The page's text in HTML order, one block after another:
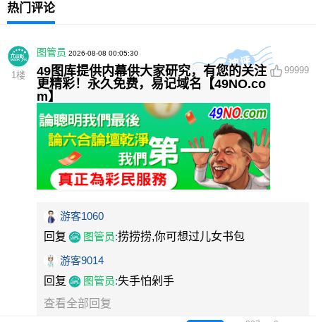
热门评论
1 楼
图管员 2026-08-08 00:05:30
49图库提供内幕供大家研究，有您的关注
更精彩！永久免费，易记域名【49NO.co
m】
99999
游客1060
回复
图管员:捞捞捞,你可想过儿女书包
游客9014
回复
图管员:失手怕剁手
查看全部回复